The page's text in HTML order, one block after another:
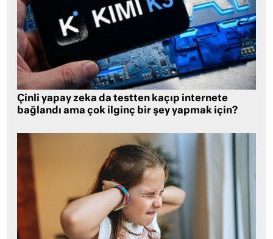
Çinli yapay zeka da testten kaçıp internete
bağlandı ama çok ilginç bir şey yapmak için?